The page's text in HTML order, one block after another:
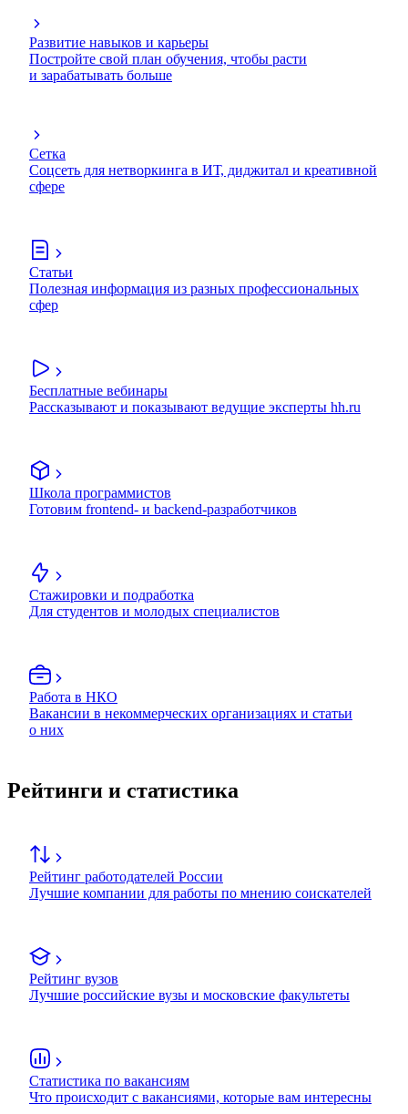
Развитие навыков и карьеры
Постройте свой план обучения, чтобы расти
и зарабатывать больше
Сетка
Соцсеть для нетворкинга в ИТ, диджитал и креативной
сфере
Статьи
Полезная информация из разных профессиональных
сфер
Бесплатные вебинары
Рассказывают и показывают ведущие эксперты hh.ru
Школа программистов
Готовим frontend- и backend-разработчиков
Стажировки и подработка
Для студентов и молодых специалистов
Работа в НКО
Вакансии в некоммерческих организациях и статьи
о них
Рейтинги и статистика
Рейтинг работодателей России
Лучшие компании для работы по мнению соискателей
Рейтинг вузов
Лучшие российские вузы и московские факультеты
Статистика по вакансиям
Что происходит с вакансиями, которые вам интересны